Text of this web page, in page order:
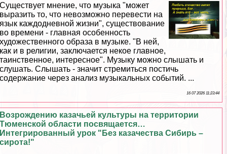
Существует мнение, что музыка "может
выразить то, что невозможно перевести на
язык каждодневной жизни", существование
во времени - главная особенность
художественного образа в музыке. "В ней,
как и в религии, заключается некое главное,
таинственное, интересное". Музыку можно слышать и
слушать. Слышать - значит стремиться постичь
содержание через анализ музыкальных событий. ...
16 07 2026 11:23:44
Возрождению казачьей культуры на территории
Тюменской области посвящается…
Интегрированный урок "Без казачества Сибирь –
сирота!"